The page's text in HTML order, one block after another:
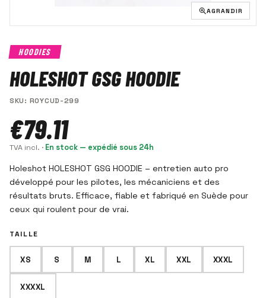
AGRANDIR
HOODIES
HOLESHOT GSG HOODIE
SKU: R0YCUD-299
€79.11
TVA incl. · En stock — expédié sous 24h
Holeshot HOLESHOT GSG HOODIE – entretien auto pro
développé pour les pilotes, les mécaniciens et des
résultats bruts. Efficace, fiable et fabriqué en Suède pour
ceux qui roulent pour de vrai.
TAILLE
XS S M L XL XXL XXXL
XXXXL